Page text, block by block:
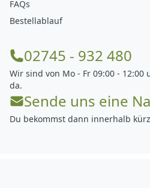
FAQs
Bestellablauf
02745 - 932 480
Wir sind von Mo - Fr 09:00 - 12:00
da.
Sende uns eine
Du bekommst dann innerhalb